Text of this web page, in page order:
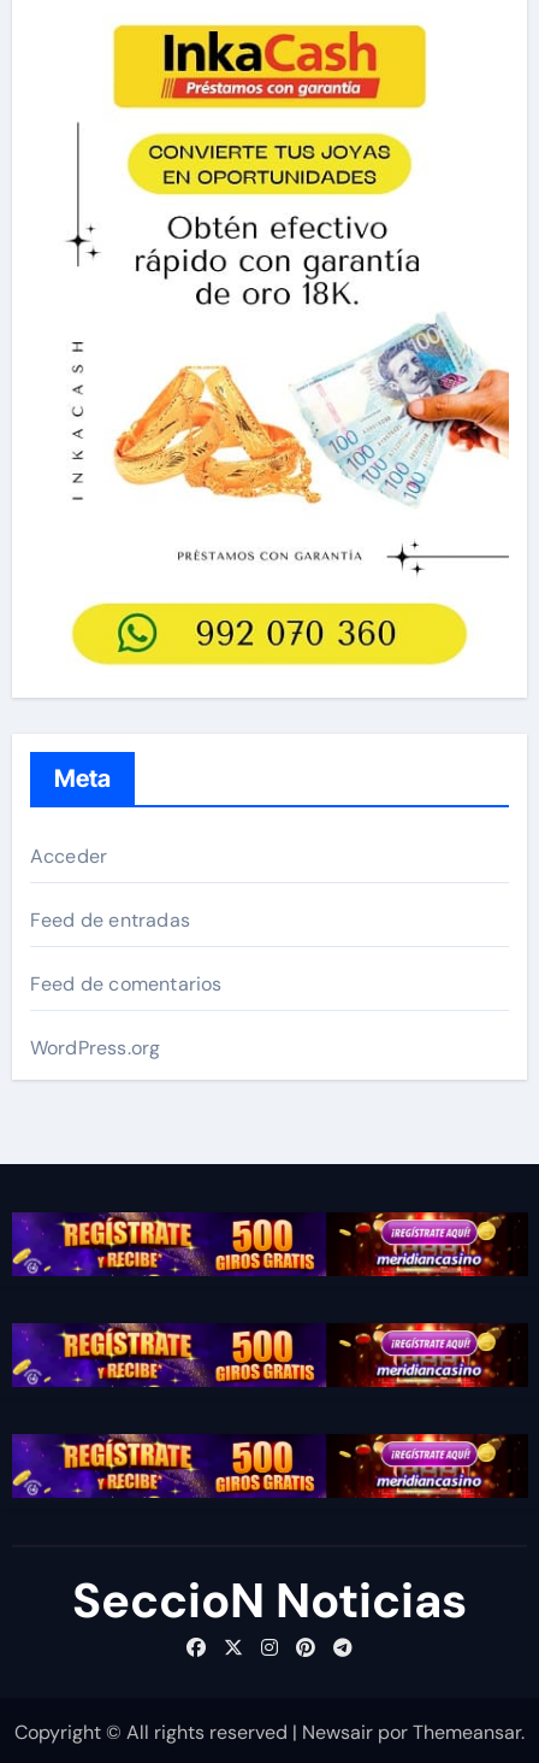
Meta
Acceder
Feed de entradas
Feed de comentarios
WordPress.org
SeccioN Noticias
Copyright © All rights reserved | Newsair porThemeansar.